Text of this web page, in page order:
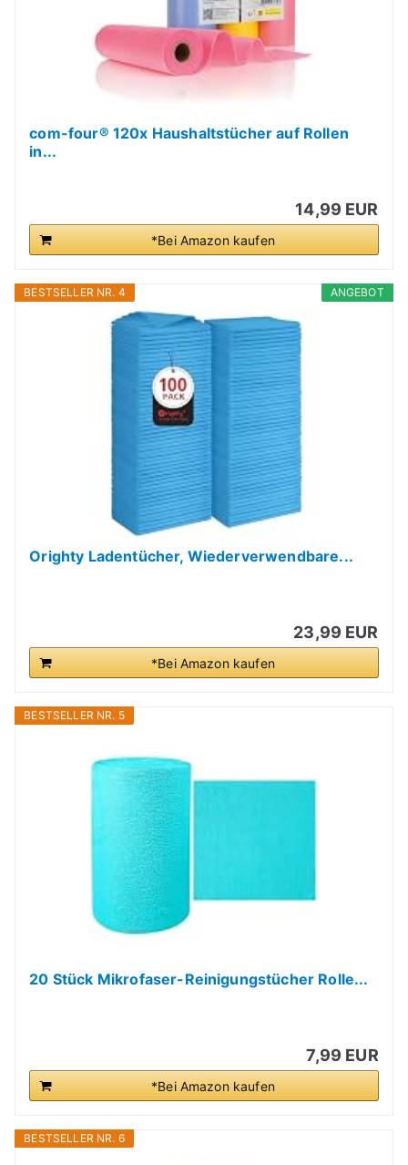
com-four® 120x Haushaltstücher auf Rollen
in...
14,99 EUR
*Bei Amazon kaufen
ANGEBOT
BESTSELLER NR. 4
Orighty Ladentücher, Wiederverwendbare...
23,99 EUR
*Bei Amazon kaufen
BESTSELLER NR. 5
20 Stück Mikrofaser-Reinigungstücher Rolle...
7,99 EUR
*Bei Amazon kaufen
BESTSELLER NR. 6